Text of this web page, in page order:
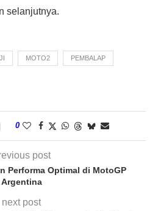
selanjutnya.
MOTO2 PEMBALAP
0
post
Performa Optimal di MotoGP
Argentina
next post